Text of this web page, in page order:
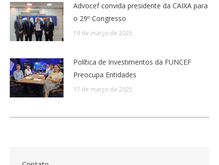
Advocef convida presidente da CAIXA para
o 29º Congresso
19 de março de 2025
Política de Investimentos da FUNCEF
Preocupa Entidades
17 de março de 2025